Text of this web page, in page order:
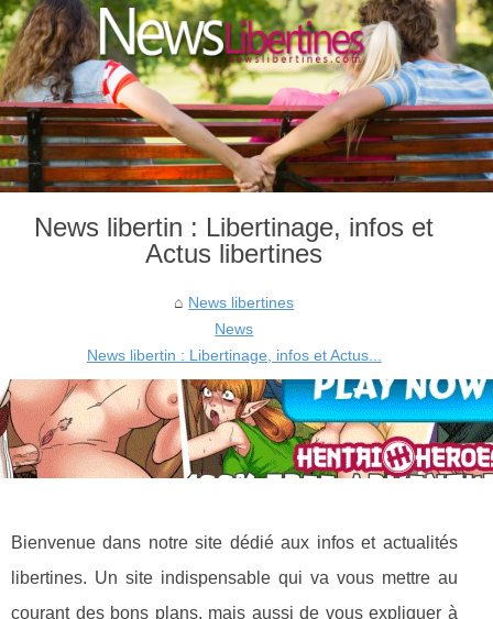
News libertin : Libertinage, infos et
Actus libertines
News libertines
News
News libertin : Libertinage, infos et Actus...
Bienvenue dans notre site dédié aux infos et actualités
libertines. Un site indispensable qui va vous mettre au
courant des bons plans, mais aussi de vous expliquer à